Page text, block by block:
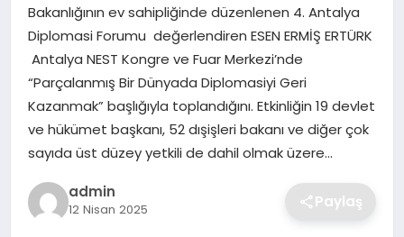
MAGAZIN
SAĞLIK
SIYASET
TEKNOLOJI
Bakanlığının ev sahipliğinde düzenlenen 4. Antalya
Diplomasi Forumu değerlendiren ESEN ERMİŞ ERTÜRK
Antalya NEST Kongre ve Fuar Merkezi’nde
“Parçalanmış Bir Dünyada Diplomasiyi Geri
Kazanmak” başlığıyla toplandığını. Etkinliğin 19 devlet
ve hükümet başkanı, 52 dışişleri bakanı ve diğer çok
sayıda üst düzey yetkili de dahil olmak üzere…
admin
12 Nisan 2025 Paylaş